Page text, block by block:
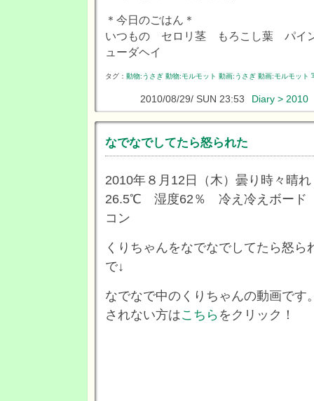
＊今日のごはん＊
いつもの セロリ茎 もろこし葉 パ
ューダヘイ
タグ： 動物:うさぎ 動物:モルモット 動画:うさぎ 動画:モルモット
2010/08/29/ SUN 23:53 Diary > 2010
なでなでしてたら怒られた
2010年８月12日（木）曇り時々
26.5℃ 湿度62％ 冷え冷えボード
コン
くりちゃんをなでなでしてたら怒
で↓
なでなで中のくりちゃんの動画です
されない方はこちらをクリック！